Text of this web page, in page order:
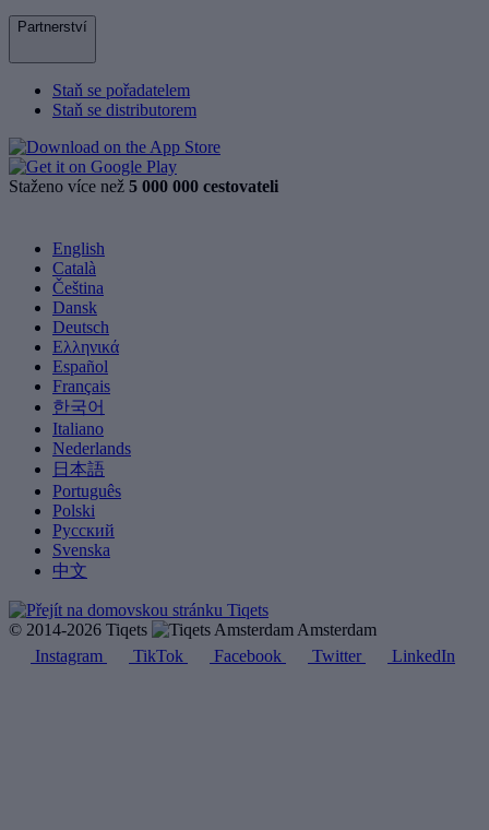
Partnerství
Staň se pořadatelem
Staň se distributorem
Staženo více než 5 000 000 cestovateli
English
Català
Čeština
Dansk
Deutsch
Ελληνικά
Español
Français
한국어
Italiano
Nederlands
日本語
Português
Polski
Русский
Svenska
中文
© 2014-2026 Tiqets
Amsterdam
Instagram
TikTok Facebook Twitter LinkedIn